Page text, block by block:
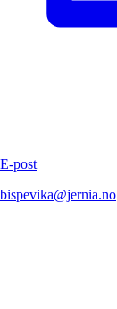
E-post
bispevika@jernia.no